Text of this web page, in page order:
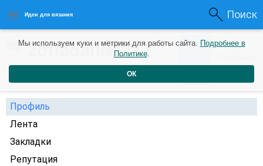
Идеи для вязания Поиск
zofiadaniel2112 0 0
Профиль
Лента
Закладки
Репутация
Мы используем куки и метрики для работы сайта. Подробнее в
Политике.
ОК